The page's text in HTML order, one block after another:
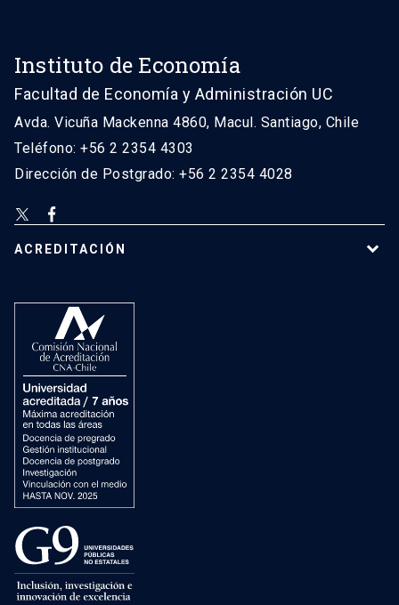
Instituto de Economía
Facultad de Economía y Administración UC
Avda. Vicuña Mackenna 4860, Macul. Santiago, Chile
Teléfono: +56 2 2354 4303
Dirección de Postgrado: +56 2 2354 4028
ACREDITACIÓN